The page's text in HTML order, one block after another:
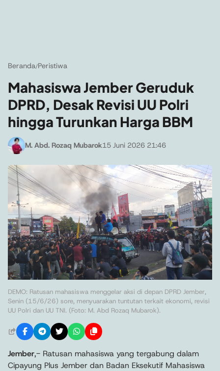
Beranda/Peristiwa
Mahasiswa Jember Geruduk
DPRD, Desak Revisi UU Polri
hingga Turunkan Harga BBM
M. Abd. Rozaq Mubarok15 Juni 2026 21:46
DEMO: Ratusan mahasiswa menggelar aksi di depan DPRD Jember,
Senin (15/6/26) sore, menyuarakan tuntutan terkait ekonomi, revisi
UU Polri dan UU TNI. (Foto: M. Abd Rozaq Mubarok).
Jember,- Ratusan mahasiswa yang tergabung dalam
Cipayung Plus Jember dan Badan Eksekutif Mahasiswa